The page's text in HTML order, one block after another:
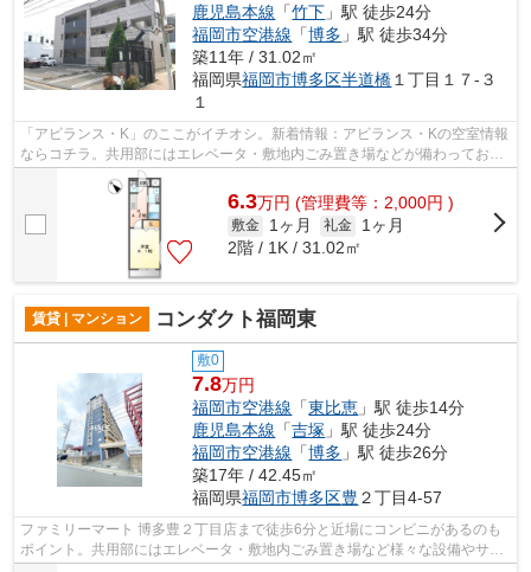
鹿児島本線 「竹下 」駅 徒歩24分
福岡市空港線 「博多 」駅 徒歩34分
築11年 / 31.02㎡
福岡県福岡市博多区半道橋 １丁目１７-３
１
「アビランス・K」のここがイチオシ。新着情報：アビランス・Kの空室情報
ならコチラ。共用部にはエレベータ・敷地内ごみ置き場などが備わっており
とても充実しています。バス停は徒歩3...
6.3万円 (管理費等：2,000円 )
敷金 1ヶ月 礼金
1ヶ月
2階 / 1K / 31.02㎡
賃貸 | マンション コンダクト福岡東
敷0
7.8万円
福岡市空港線 「東比恵 」駅 徒歩14分
鹿児島本線 「吉塚 」駅 徒歩24分
福岡市空港線 「博多 」駅 徒歩26分
築17年 / 42.45㎡
福岡県福岡市博多区豊 ２丁目4-57
ファミリーマート 博多豊２丁目店まで徒歩6分と近場にコンビニがあるのも
ポイント。共用部にはエレベータ・敷地内ごみ置き場など様々な設備やサー